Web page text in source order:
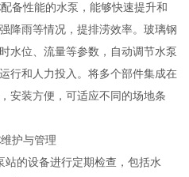
配备性能的水泵，能够快速提升和
降雨等情况，提排涝效率。玻璃钢
水位、流量等参数，自动调节水泵
行和人力投入。将多个部件集成在
安装方便，可适应不同的场地条
维护与管理
的设备进行定期检查，包括水